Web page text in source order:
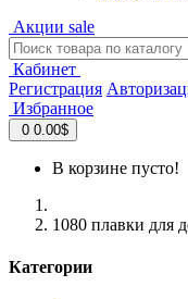
Акции sale
Кабинет
Регистрация
Избранное
0 0.00$
В корзине пусто!
1080 плавки для
Категории